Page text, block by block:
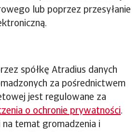
lub poprzez przesyłanie
spółkę Atradius danych
za pośrednictwem
jest regulowane za
o ochronie prywatności.
na temat gromadzenia i